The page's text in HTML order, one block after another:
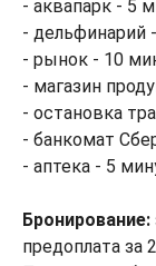
- аквапарк - 5
- дельфинарий
- рынок - 10
- магазин
- остановка
- банкомат
- аптека - 5
Бронирование:
предоплата за